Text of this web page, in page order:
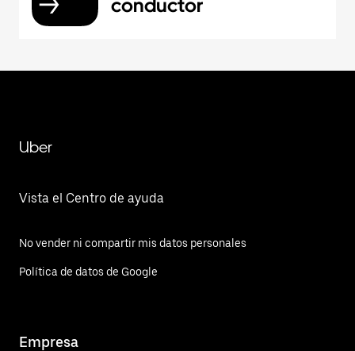
conductor
Uber
Vista el Centro de ayuda
No vender ni compartir mis datos personales
Política de datos de Google
Empresa